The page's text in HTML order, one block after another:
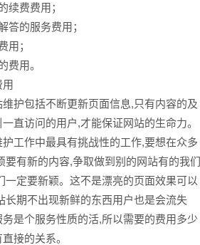
续费费用；
答的服务费用；
用；
费用。
护包括不断更新页面信息,只有内容的及
直访问的用户,才能保证网站的生命力。
工作中最具有挑战性的工作,要想在众多
要有新的内容,争取做到别的网站有的我们
一定要新颖。这不是漂亮的页面效果可以
长期不出现新鲜的东西用户也是会流失
是个服务性质的活,所以需要的费用多少
接的关系。